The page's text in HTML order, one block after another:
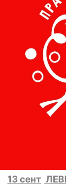
13 сент